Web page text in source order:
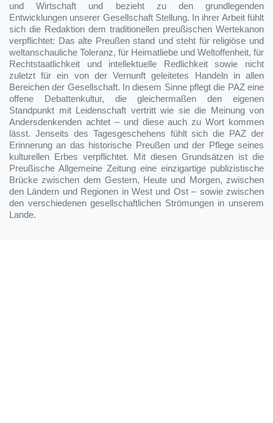
und Wirtschaft und bezieht zu den grundlegenden
Entwicklungen unserer Gesellschaft Stellung. In ihrer Arbeit fühlt
sich die Redaktion dem traditionellen preußischen Wertekanon
verpflichtet: Das alte Preußen stand und steht für religiöse und
weltanschauliche Toleranz, für Heimatliebe und Weltoffenheit, für
Rechtstaatlichkeit und intellektuelle Redlichkeit sowie nicht
zuletzt für ein von der Vernunft geleitetes Handeln in allen
Bereichen der Gesellschaft. In diesem Sinne pflegt die PAZ eine
offene Debattenkultur, die gleichermaßen den eigenen
Standpunkt mit Leidenschaft vertritt wie sie die Meinung von
Andersdenkenden achtet – und diese auch zu Wort kommen
lässt. Jenseits des Tagesgeschehens fühlt sich die PAZ der
Erinnerung an das historische Preußen und der Pflege seines
kulturellen Erbes verpflichtet. Mit diesen Grundsätzen ist die
Preußische Allgemeine Zeitung eine einzigartige publizistische
Brücke zwischen dem Gestern, Heute und Morgen, zwischen
den Ländern und Regionen in West und Ost – sowie zwischen
den verschiedenen gesellschaftlichen Strömungen in unserem
Lande.